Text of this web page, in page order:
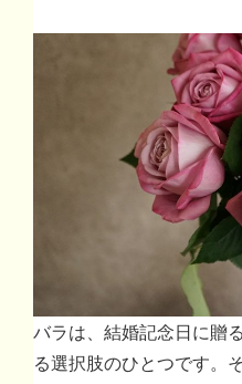
バラは、結婚記念日に贈
る選択肢のひとつです。